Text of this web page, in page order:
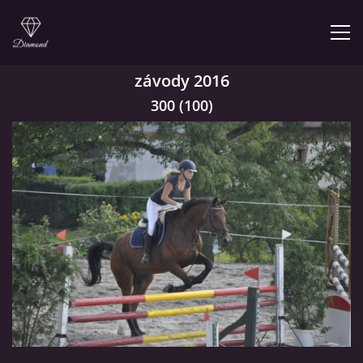
NABÍZÍME
PRODEJNA JEZDECKÝCH POTŘEB
FOTOALBUM
KONTAKT
KONĚ JK MIRA
závody 2016
300 (100)